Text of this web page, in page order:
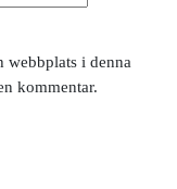
webbplats i denna
kommentar.